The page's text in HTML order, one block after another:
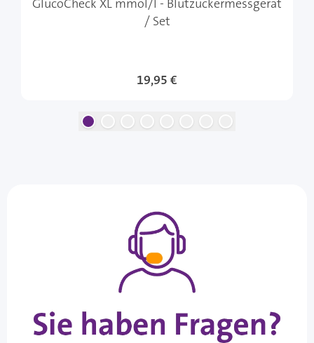
GlucoCheck XL mmol/l - Blutzuckermessgerät
/ Set
19,95 €